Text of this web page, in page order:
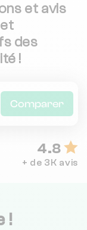
et avis
des
!
Comparer
4.8
+ de 3K avis
!